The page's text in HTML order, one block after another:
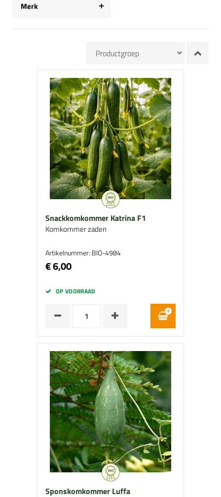
Merk
Snackkomkommer Katrina F1
Komkommer zaden
Artikelnummer: BIO-4984
€ 6,00
OP VOORRAAD
Sponskomkommer Luffa